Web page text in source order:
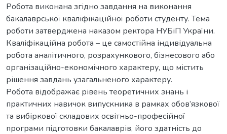
Робота виконана згідно завдання на виконання
бакалаврської кваліфікаційної роботи студенту. Тема
роботи затверджена наказом ректора НУБіП України.
Кваліфікаційна робота – це самостійна індивідуальна
робота аналітичного, розрахункового, бізнесового або
організаційно-економічного характеру, що містить
рішення завдань узагальненого характеру.
Робота відображає рівень теоретичних знань і
практичних навичок випускника в рамках обов’язкової
та вибіркової складових освітньо-професійної
програми підготовки бакалаврів, його здатність до